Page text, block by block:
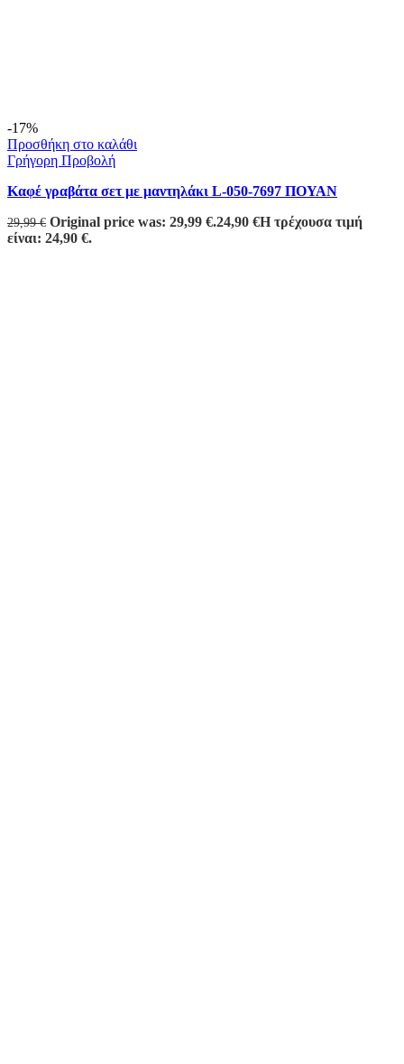
-17%
Προσθήκη στο καλάθι
Γρήγορη Προβολή
Καφέ γραβάτα σετ με μαντηλάκι L-050-7697 ΠΟΥΑΝ
29,99€ Original price was: 29,99 €.24,90 €Η τρέχουσα τιμή
είναι: 24,90 €.